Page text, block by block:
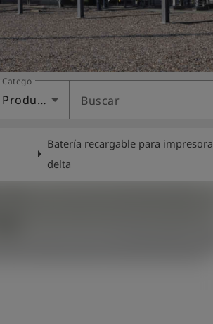
Categoría
Productos Buscar
arrow_right
Batería recargable para impresora
delta